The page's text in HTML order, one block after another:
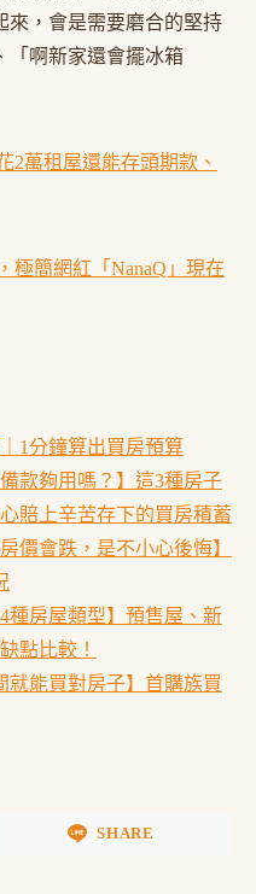
來，會是需要磨合的堅持
「啊新家還會擺冰箱
2萬租屋還能存頭期款、
極簡網紅「NanaQ」現在
1分鐘算出買房預算
款夠用嗎？】這3種房子
賠上辛苦存下的買房積蓄
價會跌，是不小心後悔】
種房屋類型】預售屋、新
點比較！
就能買對房子】首購族買
SHARE